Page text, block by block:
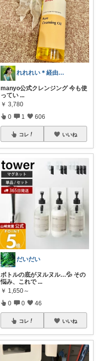
れれれい＊経由購入ありがとうございます
manyo公式クレンジング 今も使
ってい ...
￥ 3,780
0 1 606
コレ いいね
だいだい
ボトルの底がヌルヌル…💦 その
悩み、これで ...
￥ 1,650～
0 0 46
コレ いいね